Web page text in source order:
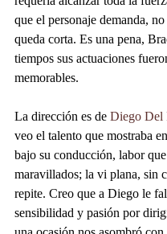
que el personaje demanda,
queda corta. Es una pena,
tiempos sus actuaciones
memorables.
La dirección es de Diego Del
veo el talento que mostraba
bajo su conducción, labor
maravillados; la vi plana, sin
repite. Creo que a Diego le
sensibilidad y pasión por